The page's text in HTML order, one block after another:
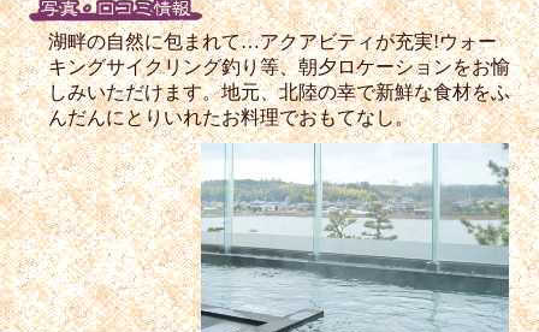
湖畔の自然に包まれて…アクアビティが充実!ウォー
キングサイクリング釣り等、朝夕ロケーションをお愉
しみいただけます。地元、北陸の幸で新鮮な食材をふ
んだんにとりいれたお料理でおもてなし。